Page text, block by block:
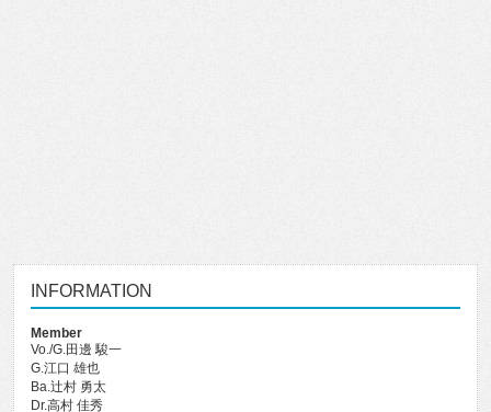
INFORMATION
Member
Vo./G.田邊 駿一
G.江口 雄也
Ba.辻村 勇太
Dr.高村 佳秀